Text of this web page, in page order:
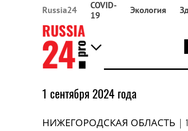
Russia24
COVID-
19
Экология
1 сентября 2024 года
НИЖЕГОРОДСКАЯ ОБЛАСТЬ |